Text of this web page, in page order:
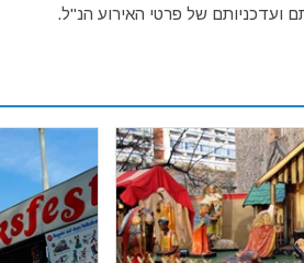
ועדכניותם של פרטי האירוע הנ"ל.